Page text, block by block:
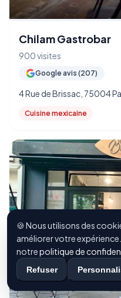
Chilam Gastrobar
900 visites
Google avis (207)
4 Rue de Brissac, 75004
Cuisine mexicaine
🍪 Nous utilisons des
améliorer votre
notrepolitique de
Refuser